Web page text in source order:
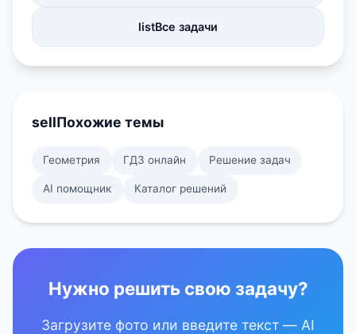
listВсе задачи
sellПохожие темы
Геометрия ГДЗ онлайн Решение задач
AI помощник Каталог решений
Нужно решить свою задачу?
Загрузите фото или введите текст — AI